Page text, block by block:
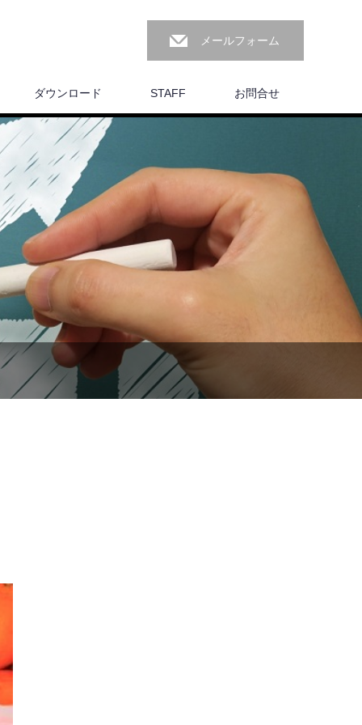
メールフォーム
ダウンロード STAFF お問合せ